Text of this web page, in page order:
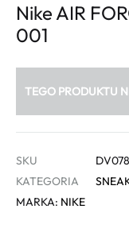
Nike AIR
001
TEGO PRODUKTU
SKU
KATEGORIA
MARKA: NIKE